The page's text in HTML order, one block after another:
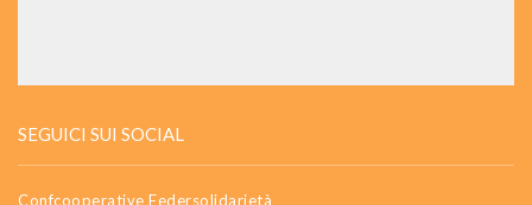
SEGUICI SUI SOCIAL
Confcooperative Federsolidarietà